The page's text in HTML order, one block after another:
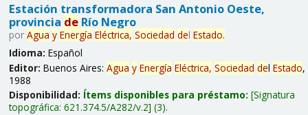
Estación transformadora San Antonio Oeste,
provincia deRío Negro
por Agua y Energía Eléctrica, Sociedad del Estado.
Idioma: Español
Editor: Buenos Aires: Agua y Energía Eléctrica, Sociedad del Estado,
1988
Disponibilidad: Ítems disponibles para préstamo: Signatura
topográfica: 621.374.5/A282/v.2 (3).